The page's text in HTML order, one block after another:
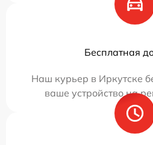
Бесплатная
Наш курьер в Иркутске
ваше устройство на